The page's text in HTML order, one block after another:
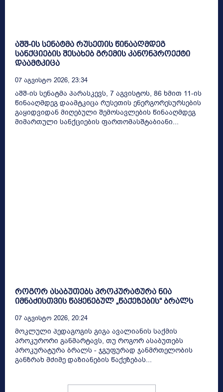
აშშ-ის სენატმა რუსეთის წინააღმდეგ
სანქციების შესახებ გრემის კანონპროექტი
დაამტკიცა
07 Აგვისტო 2026, 23:34
აშშ-ის სენატმა პარასკევს, 7 აგვისტოს, 86 ხმით 11-ის
წინააღმდეგ დაამტკიცა რუსეთის ენერგორესურსების
გაყიდვიდან მიღებული შემოსავლების წინააღმდეგ
მიმართული სანქციების ფართომასშტაბიანი...
როგორ ასაბუთებს პროკურატურა ნია
იმნაძისთვის წაყენებულ „წაქეზების“ ბრალს
07 Აგვისტო 2026, 20:24
მოკლული პედაგოგის გიგა ავალიანის საქმის
პროკურორი განმარტავს, თუ როგორ ასაბუთებს
პროკურატურა ბრალს - ჯგუფურად ჯანმრთელობის
განზრახ მძიმე დაზიანების წაქეზებას...